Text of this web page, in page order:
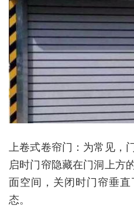
上卷式卷帘门 ：为常见，
启时门帘隐藏在门洞上方
面空间，关闭时门帘垂
态。